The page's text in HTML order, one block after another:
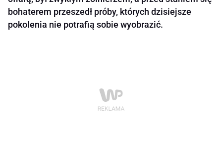
bohaterem przeszedł próby, których dzisiejsze
pokolenia nie potrafią sobie wyobrazić.